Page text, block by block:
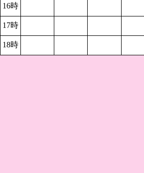
16時
17時
18時